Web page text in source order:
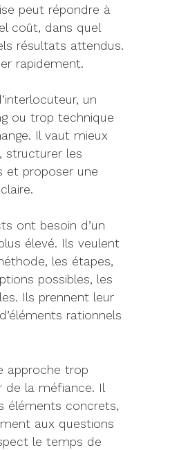
peut répondre à
coût, dans quel
résultats attendus.
rapidement.
un
ou trop technique
Il vaut mieux
structurer les
et proposer une
ont besoin d’un
élevé. Ils veulent
les étapes,
possibles, les
Ils prennent leur
rationnels
approche trop
de la méfiance. Il
éléments concrets,
aux questions
le temps de